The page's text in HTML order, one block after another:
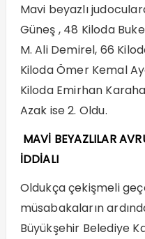
Mavi beyazlı
Güneş , 48 Kiloda
M. Ali Demirel, 66
Kiloda Ömer Kemal
Kiloda Emirhan
Azak ise 2. Oldu.
MAVİ BEYAZLILAR
İDDİALI
Oldukça çekişmeli
müsabakaların
Büyükşehir Belediye